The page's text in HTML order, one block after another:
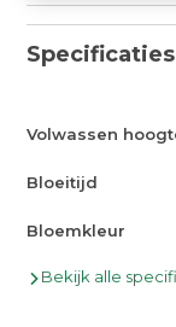
Specificaties
Volwassen
Bloeitijd
Bloemkleur
Bekijk alle